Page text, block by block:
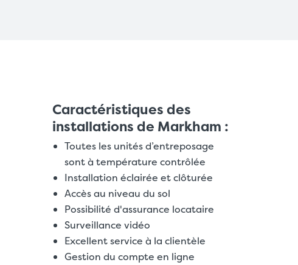
Caractéristiques des
installations de Markham :
Toutes les unités d’entreposage
sont à température contrôlée
Installation éclairée et clôturée
Accès au niveau du sol
Possibilité d'assurance locataire
Surveillance vidéo
Excellent service à la clientèle
Gestion du compte en ligne